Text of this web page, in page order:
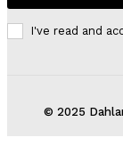
I've read and
© 2025